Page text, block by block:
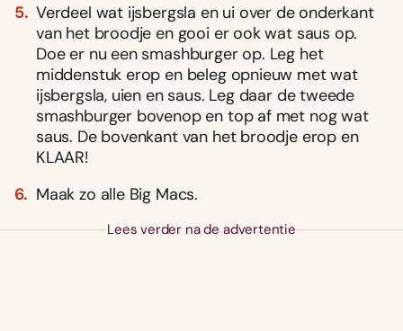
Verdeel wat ijsbergsla en ui over de onderkant
van het broodje en gooi er ook wat saus op.
Doe er nu een smashburger op. Leg het
middenstuk erop en beleg opnieuw met wat
ijsbergsla, uien en saus. Leg daar de tweede
smashburger bovenop en top af met nog wat
saus. De bovenkant van het broodje erop en
KLAAR!
Maak zo alle Big Macs.
Lees verder na de advertentie